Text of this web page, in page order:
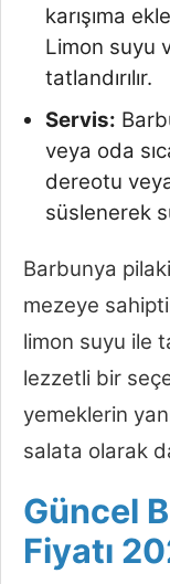
karışıma
Limon suyu
tatlandırılır.
Servis:
veya oda
dereotu
süslenerek
Barbunya
mezeye
limon suyu ile
lezzetli bir
yemeklerin
salata olarak
Güncel
Fiyatı